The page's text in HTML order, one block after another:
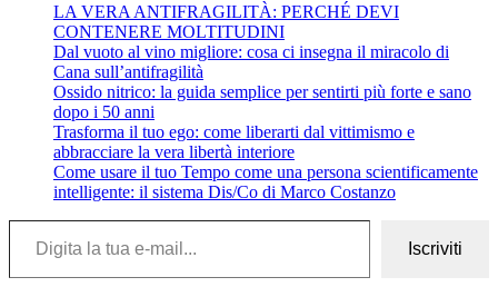
LA VERA ANTIFRAGILITÀ: PERCHÉ DEVI
CONTENERE MOLTITUDINI
Dal vuoto al vino migliore: cosa ci insegna il miracolo di
Cana sull’antifragilità
Ossido nitrico: la guida semplice per sentirti più forte e sano
dopo i 50 anni
Trasforma il tuo ego: come liberarti dal vittimismo e
abbracciare la vera libertà interiore
Come usare il tuo Tempo come una persona scientificamente
intelligente: il sistema Dis/Co di Marco Costanzo
Digita la tua e-mail...
Iscriviti